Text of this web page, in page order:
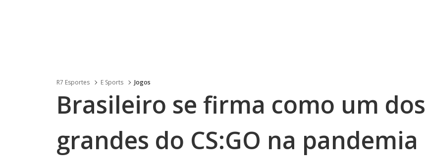
R7 Esportes E Sports Jogos
Brasileiro se firma como um dos
grandes do CS:GO na pandemia